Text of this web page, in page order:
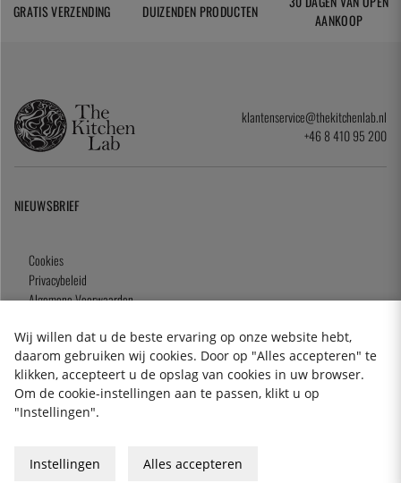
GRATIS VERZENDING DUIZENDEN PRODUCTEN
AANKOOP
klantenservice@thekitchenlab.nl
+46 8 410 95 200
NIEUWSBRIEF
Cookies
Privacybeleid
Algemene Voorwaarden
2026 KitchenLab AB
Wij willen dat u de beste ervaring op onze website hebt,
daarom gebruiken wij cookies. Door op "Alles accepteren" te
klikken, accepteert u de opslag van cookies in uw browser.
Om de cookie-instellingen aan te passen, klikt u op
"Instellingen".
Instellingen Alles accepteren